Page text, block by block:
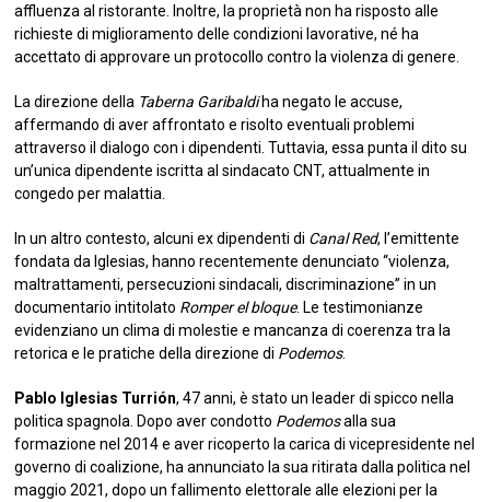
affluenza al ristorante. Inoltre, la proprietà non ha risposto alle
richieste di miglioramento delle condizioni lavorative, né ha
accettato di approvare un protocollo contro la violenza di genere.
La direzione della Taberna Garibaldiha negato le accuse,
affermando di aver affrontato e risolto eventuali problemi
attraverso il dialogo con i dipendenti. Tuttavia, essa punta il dito su
un’unica dipendente iscritta al sindacato CNT, attualmente in
congedo per malattia.
In un altro contesto, alcuni ex dipendenti di Canal Red, l’emittente
fondata da Iglesias, hanno recentemente denunciato “violenza,
maltrattamenti, persecuzioni sindacali, discriminazione” in un
documentario intitolato Romper el bloque. Le testimonianze
evidenziano un clima di molestie e mancanza di coerenza tra la
retorica e le pratiche della direzione di Podemos.
Pablo Iglesias Turrión, 47 anni, è stato un leader di spicco nella
politica spagnola. Dopo aver condotto Podemosalla sua
formazione nel 2014 e aver ricoperto la carica di vicepresidente nel
governo di coalizione, ha annunciato la sua ritirata dalla politica nel
maggio 2021, dopo un fallimento elettorale alle elezioni per la